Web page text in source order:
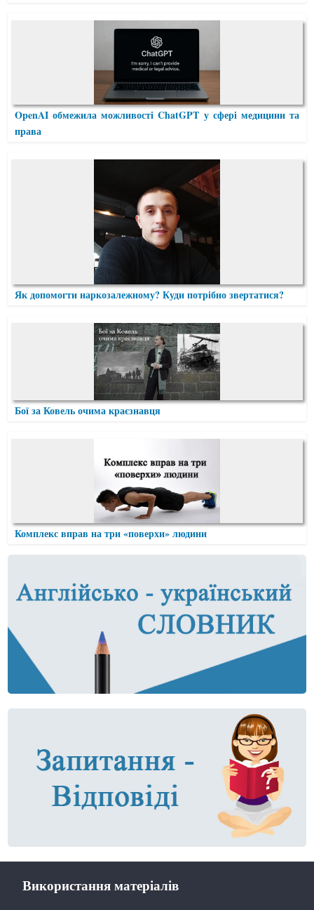
OpenAI обмежила можливості ChatGPT у сфері медицини та
права
Як допомогти наркозалежному? Куди потрібно звертатися?
Бої за Ковель очима краєзнавця
Комплекс вправ на три «поверхи» людини
Використання матеріалів